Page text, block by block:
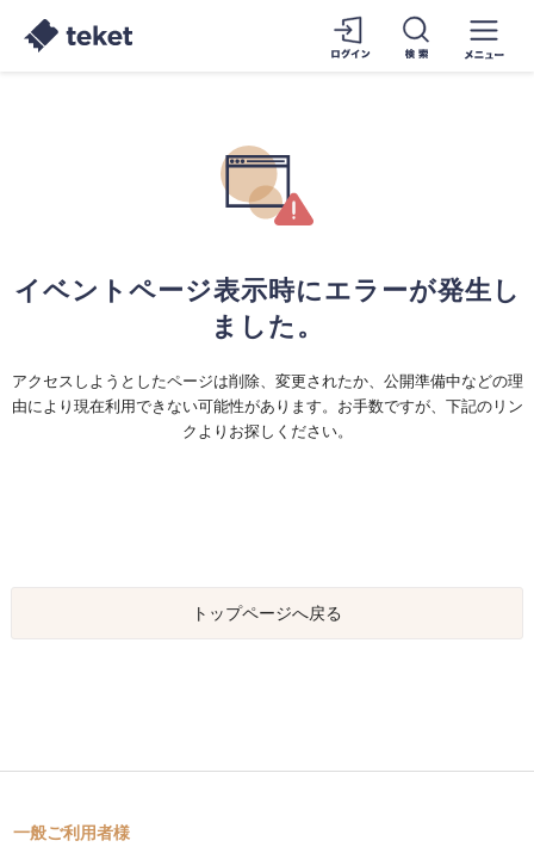
イベントページ表示時にエラーが発生し
ました。
アクセスしようとしたページは削除、変更されたか、公開準備中などの理
由により現在利用できない可能性があります。お手数ですが、下記のリン
クよりお探しください。
トップページへ戻る
一般ご利用者様